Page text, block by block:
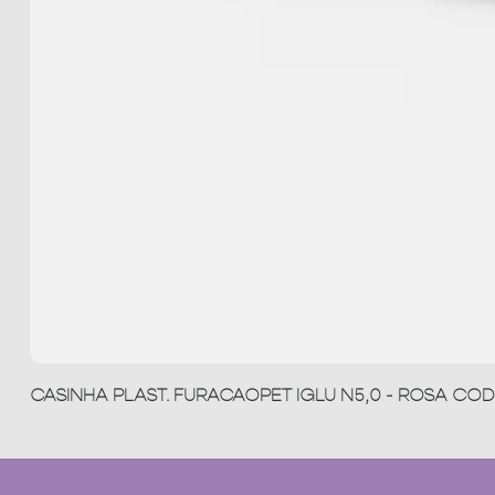
CASINHA PLAST. FURACAOPET IGLU N5,0 - ROSA COD